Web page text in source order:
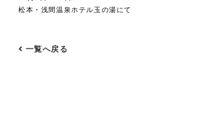
松本・浅間温泉ホテル玉の湯にて
一覧へ戻る